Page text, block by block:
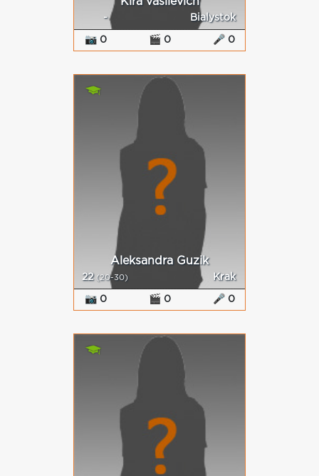
- Bialystok
📷 0 🎬 0 🎤 0
Aleksandra Guzik
22 (20-30) Krak
📷 0 🎬 0 🎤 0